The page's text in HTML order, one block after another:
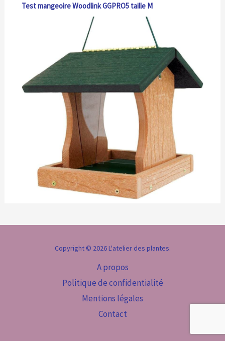
Test mangeoire Woodlink GGPRO5 taille M
Copyright © 2026 L'atelier des plantes.
A propos
Politique de confidentialité
Mentions légales
Contact